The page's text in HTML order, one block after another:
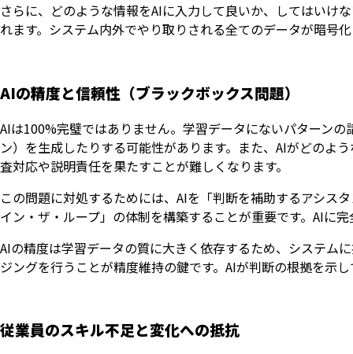
さらに、どのような情報をAIに入力して良いか、してはいけ
れます。システム内外でやり取りされる全てのデータが暗号
AIの精度と信頼性（ブラックボックス問題）
AIは100%完璧ではありません。学習データにないパターン
ン）を生成したりする可能性があります。また、AIがどのよ
査対応や説明責任を果たすことが難しくなります。
この問題に対処するためには、AIを「判断を補助するアシス
イン・ザ・ループ」の体制を構築することが重要です。AIに
AIの精度は学習データの質に大きく依存するため、システム
ジングを行うことが精度維持の鍵です。AIが判断の根拠を示
従業員のスキル不足と変化への抵抗